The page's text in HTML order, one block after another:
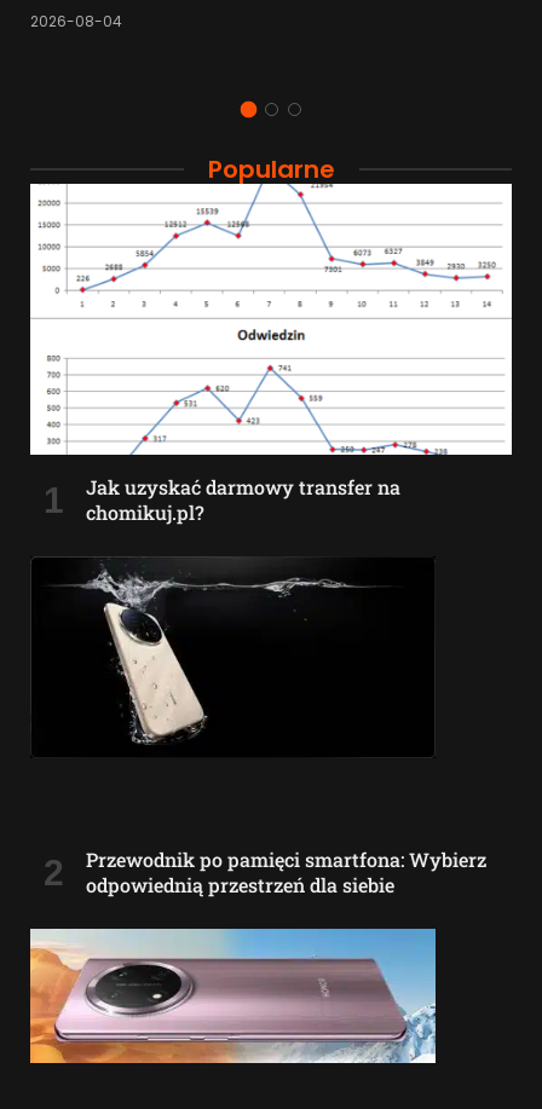
2026-08-04
Popularne
Jak uzyskać darmowy transfer na
chomikuj.pl?
Przewodnik po pamięci smartfona: Wybierz
odpowiednią przestrzeń dla siebie